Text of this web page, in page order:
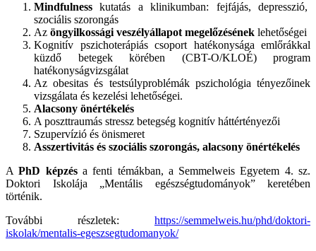
Mindfulness
kutatás a klinikumban: fejfájás, depresszió,
szociális szorongás
Az öngyilkossági veszélyállapot megelőzésének lehetőségei
Kognitív pszichoterápiás csoport hatékonysága emlőrákkal
küzdő betegek körében (CBT-O/KLOÉ) program
hatékonyságvizsgálat
Az obesitas és testsúlyproblémák pszichológia tényezőinek
vizsgálata és kezelési lehetőségei.
Alacsony önértékelés
A poszttraumás stressz betegség kognitív háttértényezői
Szupervízió és önismeret
Asszertivitás és szociális szorongás, alacsony önértékelés
APhD képzésa fenti témákban, a Semmelweis Egyetem 4. sz.
Doktori Iskolája „Mentális egészségtudományok” keretében
történik.
További részletek: https://semmelweis.hu/phd/doktori-
iskolak/mentalis-egeszsegtudomanyok/